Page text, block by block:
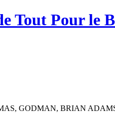
Tout Pour le
GODMAN, BRIAN